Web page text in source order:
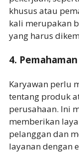
khusus atau
kali merupakan
yang harus
4.
Karyawan perlu
tentang produk
perusahaan. Ini
memberikan
pelanggan dan
layanan dengan